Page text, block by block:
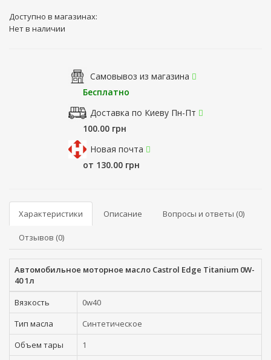
Доступно в магазинах:
Нет в наличии
Самовывоз из магазина
Бесплатно
Доставка по Киеву Пн-Пт
100.00 грн
Новая почта
от 130.00 грн
Характеристики Описание Вопросы и ответы (0)
Отзывов (0)
Автомобильное моторное масло Castrol Edge Titanium 0W-
40 1л
Вязкость
0w40
Тип масла
Синтетическое
Объем тары
1